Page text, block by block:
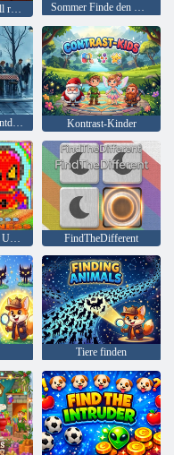
Odd wurde schnell rausgeschmissen Sommer Finde den Unterschied
SpotDiff Daily: Entdecken Sie den Unterschied Kontrast-Kinder
Entdecken Sie die Unterschiede im Farbwahnsinn FindTheDifferent
Tiere finden